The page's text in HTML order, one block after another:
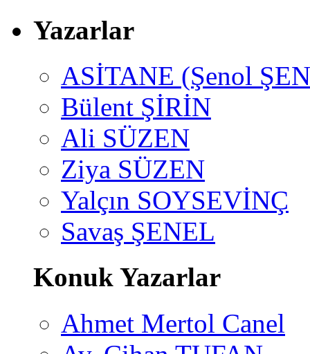
Yazarlar
ASİTANE (Şenol
Bülent ŞİRİN
Ali SÜZEN
Ziya SÜZEN
Yalçın SOYSEVİNÇ
Savaş ŞENEL
Konuk Yazarlar
Ahmet Mertol Canel